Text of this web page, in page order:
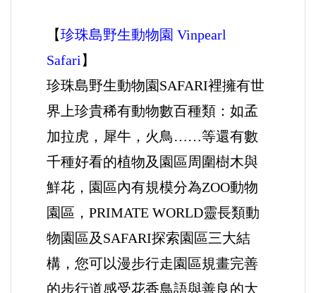
【珍珠島野生動物園 Vinpearl
Safari 】
珍珠島野生動物園SAFARI裡擁有世
界上珍貴稀有動物數百種類：如孟
加拉虎，犀牛，火鳥……等還有數
千種好看的植物及園區周圍樹木與
鮮花，園區內有規模分為ZOO動物
園區，PRIMATE WORLD靈長類動
物園區及SAFARI探索園區三大結
構，您可以漫步行走園區規畫完善
的步行道感受花香鳥語與善良的大